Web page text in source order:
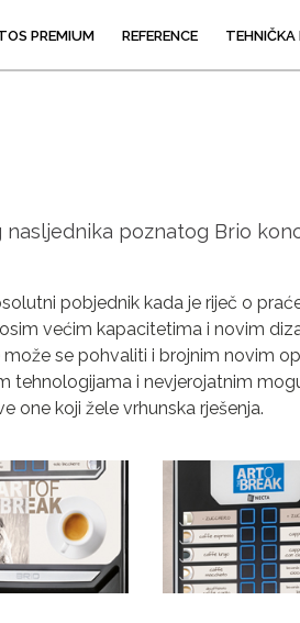
PREMIUM REFERENCE TEHNIČKA
poznatog Brio
pobjednik kada je riječ o
većim kapacitetima i novim
može se pohvaliti i brojnim novim
tehnologijama i nevjerojatnim
one koji žele vrhunska rješenja.